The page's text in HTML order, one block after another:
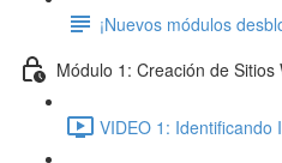
¡Nuevos módulos
Módulo 1: Creación de
VIDEO 1: Identificando